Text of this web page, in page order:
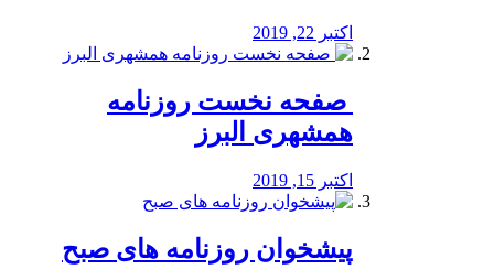
اکتبر 22, 2019
️ صفحه نخست روزنامه‌
همشهری البرز
اکتبر 15, 2019
پیشخوان روزنامه های صبح